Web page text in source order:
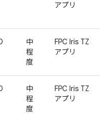
アプリ
中
程
度
FPC Iris TZ
アプリ
中
程
度
FPC Iris TZ
アプリ